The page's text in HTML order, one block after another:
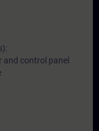
and control panel